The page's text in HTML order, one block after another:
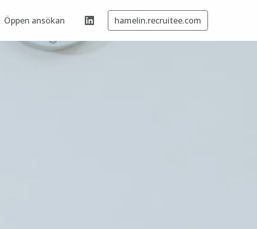
Öppen ansökan hamelin.recruitee.com